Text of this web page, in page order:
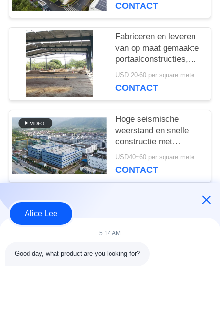
SITEMAP
PRIVACYBELEID
CONTACT
Fabriceren en leveren
van op maat gemaakte
portaalconstructies,
staalconstructie
USD 20-60 per square meter MOQ:1000 Vierkante Meter
CONTACT
Hoge seismische
weerstand en snelle
constructie met
duurzame stalen
voor uw
USD40~60 per square meter MOQ:1000 vierkante meter
CONTACT
populaire categorieën
de bouw van de
De Workshop van de
Alice Lee
5:14 AM
Good day, what product are you looking for?